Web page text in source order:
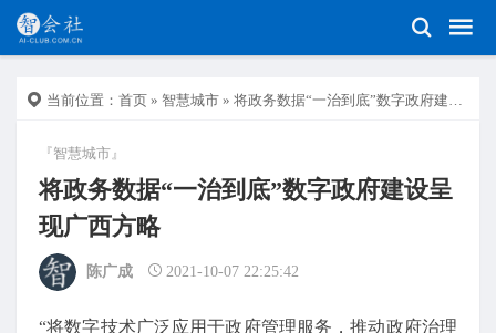
当前位置： 首页 » 智慧城市 » 将政务数据“一治到底”数字政府建设呈现广西方略
『智慧城市』
将政务数据“一治到底”数字政府建设呈
现广西方略
陈广成 2021-10-07 22:25:42
“将数字技术广泛应用于政府管理服务，推动政府治理